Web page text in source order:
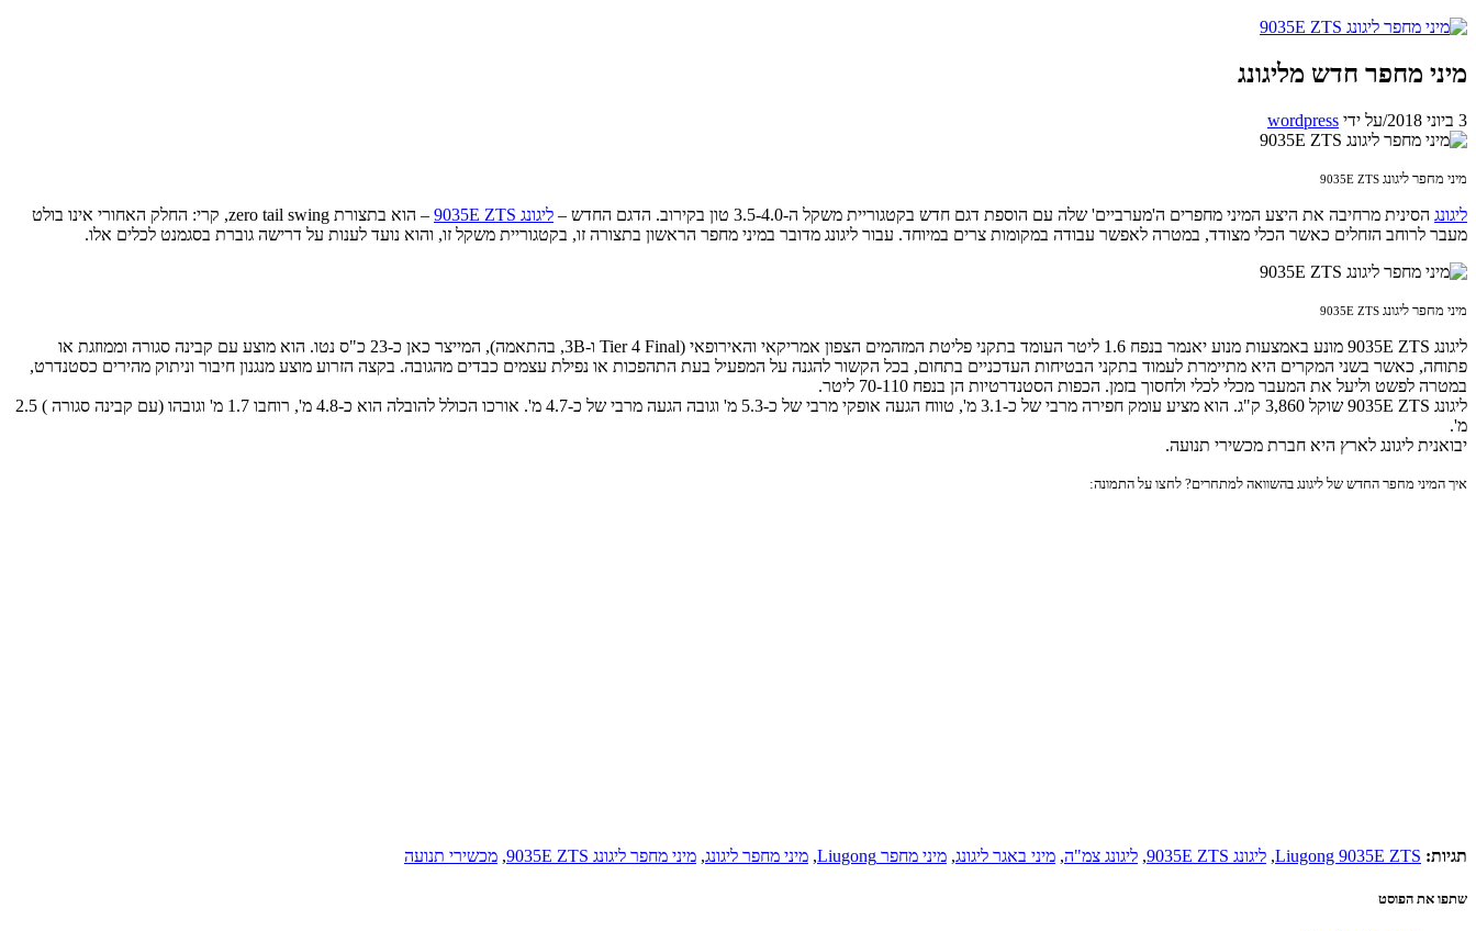
מיני מחפר חדש מליגונג
3 ביוני 2018 /על ידי wordpress
מיני מחפר ליגונג 9035E ZTS
ליגונג הסינית מרחיבה את היצע המיני מחפרים ה'מערביים' שלה עם הוספת דגם חדש בקטגוריית משקל ה-3.5-4.0 טון בקירוב. הדגם החדש – ליגונג 9035E ZTS
– הוא בתצורת zero tail swing, קרי: החלק האחורי אינו בולט
מעבר לרוחב הזחלים כאשר הכלי מצודד, במטרה לאפשר עבודה במקומות צרים במיוחד. עבור ליגונג מדובר במיני מחפר הראשון בתצורה זו, בקטגוריית משקל זו, והוא נועד לענות על דרישה גוברת בסגמנט לכלים אלו.
מיני מחפר ליגונג 9035E ZTS
ליגונג 9035E ZTS מונע באמצעות מנוע יאנמר בנפח 1.6 ליטר העומד בתקני פליטת המזהמים הצפון אמריקאי והאירופאי (Tier 4 Final ו-3B, בהתאמה), המייצר כאן כ-23 כ"ס נטו. הוא מוצע עם קבינה סגורה וממוזגת או
פתוחה, כאשר בשני המקרים היא מתיימרת לעמוד בתקני הבטיחות העדכניים בתחום, בכל הקשור להגנה על המפעיל בעת התהפכות או נפילת עצמים כבדים מהגובה. בקצה הזרוע מוצע מנגנון חיבור וניתוק מהירים כסטנדרט,
במטרה לפשט וליעל את המעבר מכלי לכלי ולחסוך בזמן. הכפות הסטנדרטיות הן בנפח 70-110 ליטר.
ליגונג 9035E ZTS שוקל 3,860 ק"ג. הוא מציע עומק חפירה מרבי של כ-3.1 מ', טווח הגעה אופקי מרבי של כ-5.3 מ' וגובה הגעה מרבי של כ-4.7 מ'. אורכו הכולל להובלה הוא כ-4.8 מ', רוחבו 1.7 מ' וגובהו (עם קבינה סגורה ) 2.5
מ'.
יבואנית ליגונג לארץ היא חברת מכשירי תנועה.
איך המיני מחפר החדש של ליגונג בהשוואה למתחרים? לחצו על התמונה:
תגיות: Liugong 9035E ZTS
, ליגונג 9035E ZTS , ליגונג צמ"ה, מיני באגר ליגונג, מיני מחפר Liugong , מיני מחפר ליגונג, מיני מחפר ליגונג 9035E ZTS , מכשירי תנועה
שתפו את הפוסט